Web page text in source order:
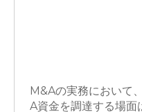
M&Aの実務において
A資金を調達する場面